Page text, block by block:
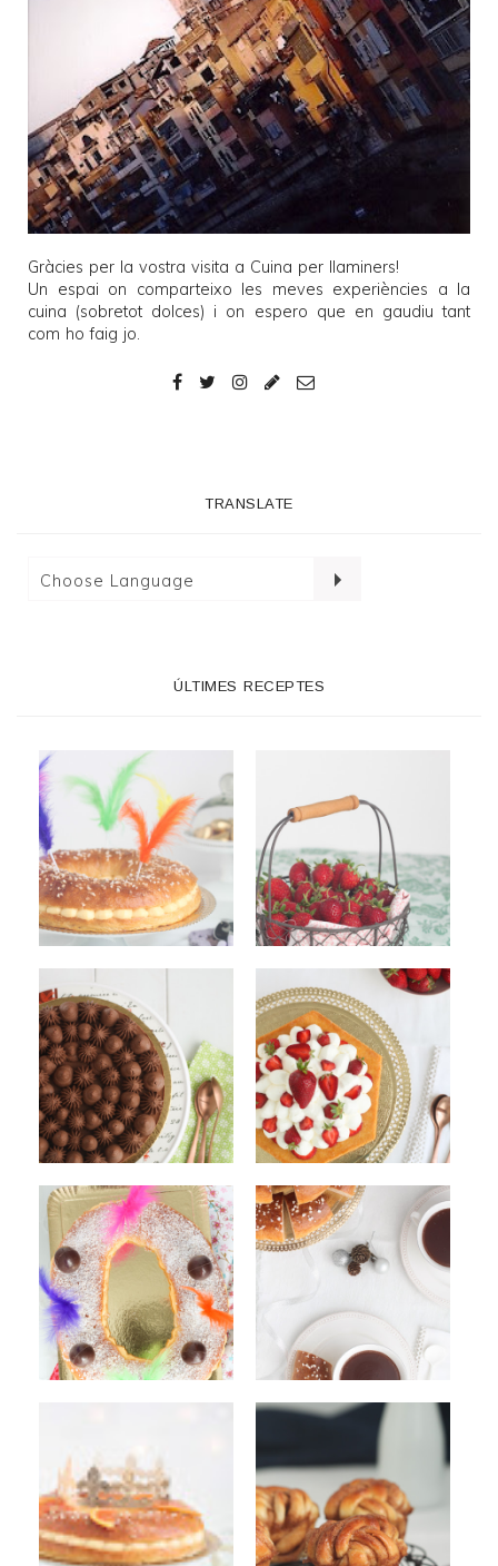
Gràcies per la vostra visita a Cuina per llaminers!
Un espai on comparteixo les meves experiències a la
cuina (sobretot dolces) i on espero que en gaudiu tant
com ho faig jo.
TRANSLATE
ÚLTIMES RECEPTES